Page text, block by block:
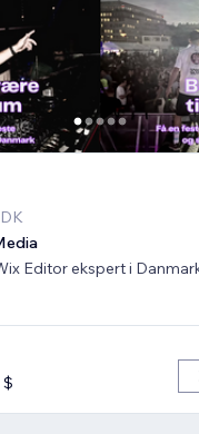
Editor ekspert i
$